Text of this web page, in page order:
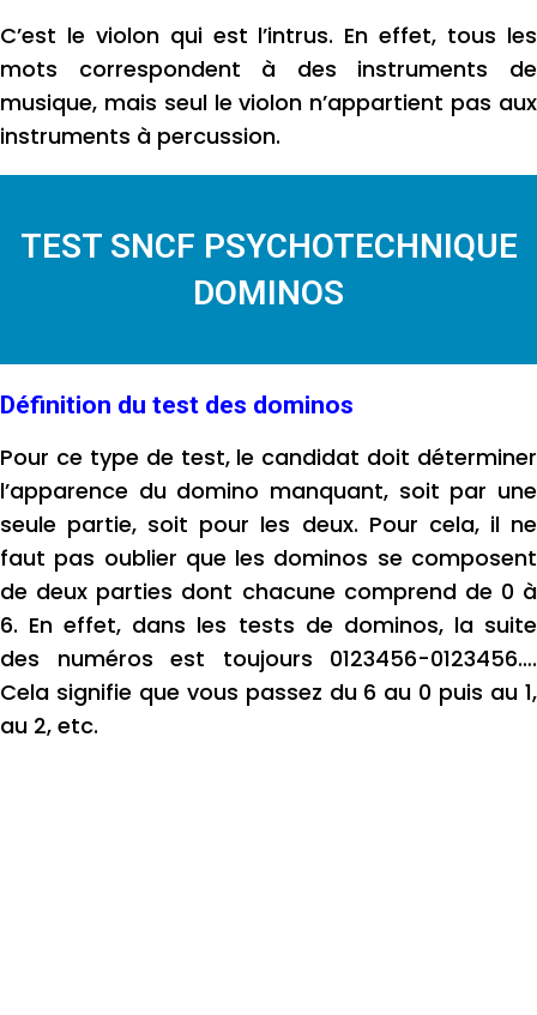
C’est le violon qui est l’intrus. En effet, tous les
mots correspondent à des instruments de
musique, mais seul le violon n’appartient pas aux
instruments à percussion.
TEST SNCF PSYCHOTECHNIQUE
DOMINOS
Définition du test des dominos
Pour ce type de test, le candidat doit déterminer
l’apparence du domino manquant, soit par une
seule partie, soit pour les deux. Pour cela, il ne
faut pas oublier que les dominos se composent
de deux parties dont chacune comprend de 0 à
6. En effet, dans les tests de dominos, la suite
des numéros est toujours 0123456-0123456….
Cela signifie que vous passez du 6 au 0 puis au 1,
au 2, etc.